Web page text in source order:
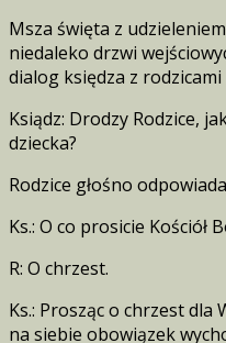
Msza święta z
niedaleko drzwi
dialog księdza z
Ksiądz: Drodzy Rodzice,
dziecka?
Rodzice głośno
Ks.: O co prosicie Kościół
R: O chrzest.
Ks.: Prosząc o chrzest dla
na siebie obowiązek